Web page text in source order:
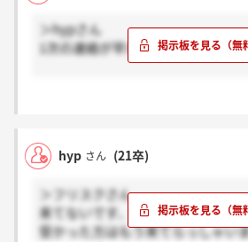
＞hypさん
1次の連絡が早かっただけに不安で
hyp さん (21卒)
＞フリスクさん
来てないです、、
受かった方はもう来てらっしゃい